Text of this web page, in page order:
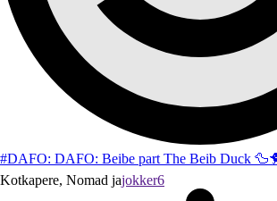
#DAFO: DAFO: Beibe part The Beib Duck
Kotkapere, Nomad jajokker6